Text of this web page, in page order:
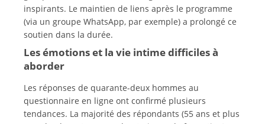
inspirants. Le maintien de liens après le programme
(via un groupe WhatsApp, par exemple) a prolongé ce
soutien dans la durée.
Les émotions et la vie intime difficiles à
aborder
Les réponses de quarante-deux hommes au
questionnaire en ligne ont confirmé plusieurs
tendances. La majorité des répondants (55 ans et plus